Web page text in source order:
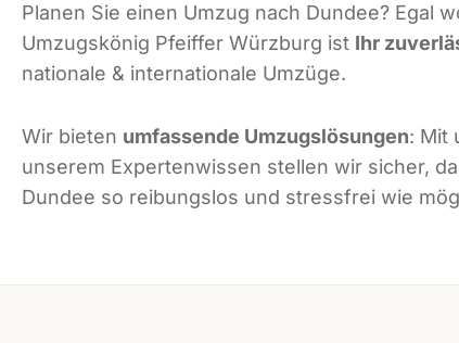
Planen Sie einen Umzug nach Dundee? Egal
Umzugskönig Pfeiffer Würzburg ist Ihr
nationale & internationale Umzüge.
Wir bieten umfassende Umzugslösungen: Mit
unserem Expertenwissen stellen wir sicher,
Dundee so reibungslos und stressfrei wie